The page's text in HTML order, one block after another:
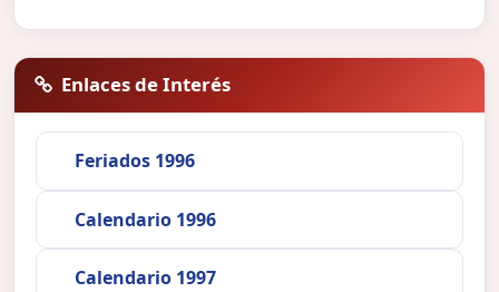
Enlaces de Interés
Feriados 1996
Calendario 1996
Calendario 1997